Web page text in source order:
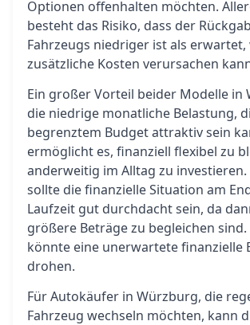
Optionen offenhalten möchten.
besteht das Risiko, dass der
Fahrzeugs niedriger ist als erwartet,
zusätzliche Kosten verursachen
Ein großer Vorteil beider Modelle in
die niedrige monatliche Belastung,
begrenztem Budget attraktiv sein
ermöglicht es, finanziell flexibel zu
anderweitig im Alltag zu investieren.
sollte die finanzielle Situation am
Laufzeit gut durchdacht sein, da
größere Beträge zu begleichen
könnte eine unerwartete finanzielle
drohen.
Für Autokäufer in Würzburg, die
Fahrzeug wechseln möchten, kann